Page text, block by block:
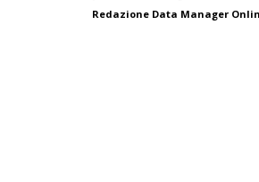
Redazione Data Manager